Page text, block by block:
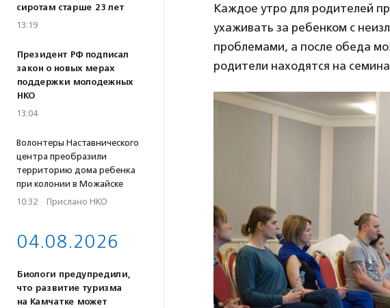
сиротам старше 23 лет
13:19
Президент РФ подписал
закон о новых мерах
поддержки молодежных
НКО
13:04
Волонтеры Наставнического
центра преобразили
территорию дома ребенка
при колонии в Можайске
10:32 · Прислано НКО
04.08.2026
Биологи предупредили,
что развитие туризма
на Камчатке может
Каждое утро для родителей
ухаживать за ребенком с
проблемами, а после обеда
родители находятся на